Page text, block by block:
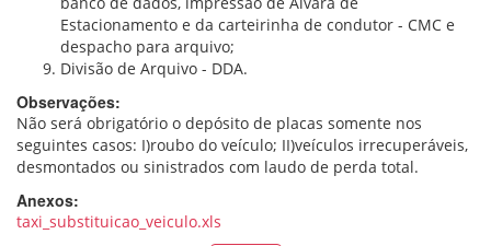
Estacionamento e da carteirinha de condutor - CMC e
despacho para arquivo;
Divisão de Arquivo - DDA.
Observações:
Não será obrigatório o depósito de placas somente nos
seguintes casos: I)roubo do veículo; II)veículos irrecuperáveis,
desmontados ou sinistrados com laudo de perda total.
Anexos:
taxi_substituicao_veiculo.xls